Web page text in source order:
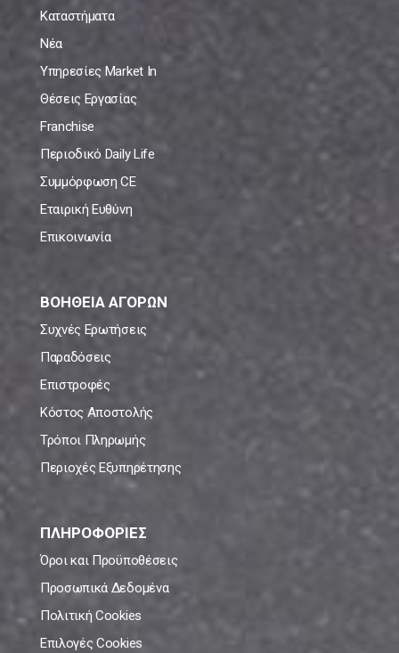
Καταστήματα
Νέα
Υπηρεσίες Market In
Θέσεις Εργασίας
Franchise
Περιοδικό Daily Life
Συμμόρφωση CE
Εταιρική Ευθύνη
Επικοινωνία
ΒΟΗΘΕΙΑ ΑΓΟΡΩΝ
Συχνές Ερωτήσεις
Παραδόσεις
Επιστροφές
Κόστος Αποστολής
Τρόποι Πληρωμής
Περιοχές Εξυπηρέτησης
ΠΛΗΡΟΦΟΡΙΕΣ
Όροι και Προϋποθέσεις
Προσωπικά Δεδομένα
Πολιτική Cookies
Επιλογές Cookies